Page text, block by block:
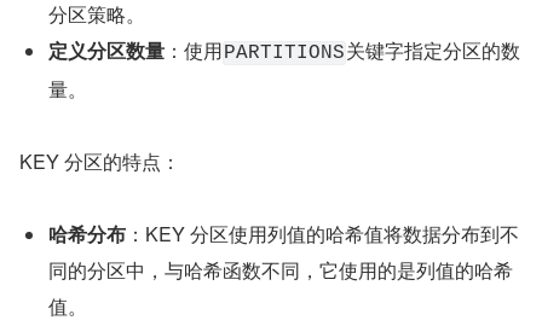
分区策略。
定义分区数量 ：使用PARTITIONS关键字指定分区的数
量。
KEY 分区的特点：
哈希分布 ：KEY 分区使用列值的哈希值将数据分布到不
同的分区中，与哈希函数不同，它使用的是列值的哈希
值。